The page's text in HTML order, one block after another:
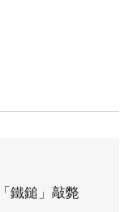
鐵鎚」敲斃